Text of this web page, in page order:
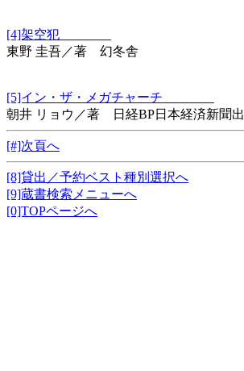
[4]架空犯
東野 圭吾／著 幻冬舎
[5]イン・ザ・メガチャーチ
朝井 リョウ／著 日経BP日本経済新聞
[#]次頁へ
[8]貸出／予約ベスト種別選択へ
[9]蔵書検索メニューへ
[0]TOPページへ